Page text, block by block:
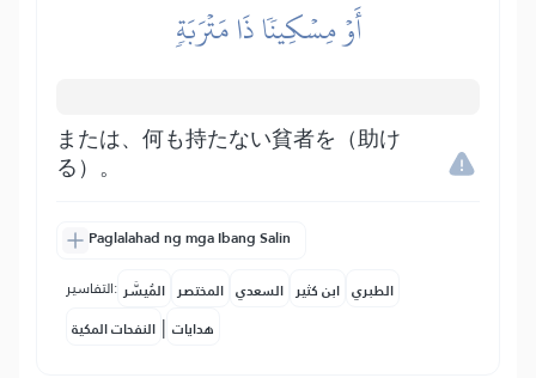
أَوۡ مِسۡكِينٗا ذَا مَتۡرَبَةٖ
または、何も持たない貧者を（助け
る）。
Paglalahad ng mga Ibang Salin
التفاسير: المُيسَّر المختصر السعدي ابن كثير الطبري
النفحات المكية | هدايات